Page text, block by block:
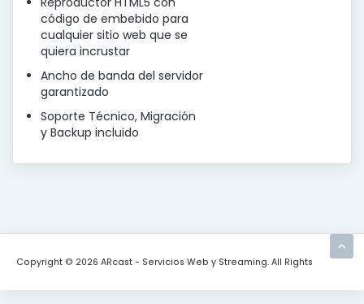
código de embebido para
cualquier sitio web que se
quiera incrustar
Ancho de banda del servidor
garantizado
Soporte Técnico, Migración
y Backup incluido
Copyright © 2026 ARcast - Servicios Web y Streaming. All Rights